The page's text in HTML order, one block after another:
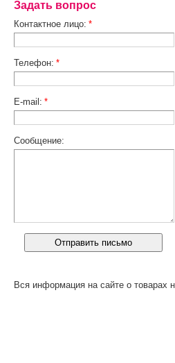
Задать вопрос
Контактное лицо: *
Телефон: *
E-mail: *
Сообщение:
Вся информация на сайте о товарах